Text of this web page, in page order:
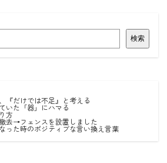
検索
『だけでは不足』と考える
いた「器」にハマる
方
去→フェンスを設置しました
った時のポジティブな言い換え言葉